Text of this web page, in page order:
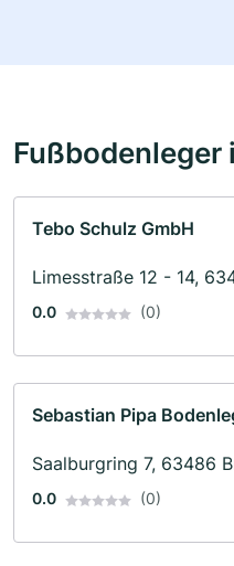
Fußbodenleger
Tebo Schulz GmbH
Limesstraße 12 - 14,
0.0 (0)
Sebastian Pipa
Saalburgring 7, 63486
0.0 (0)